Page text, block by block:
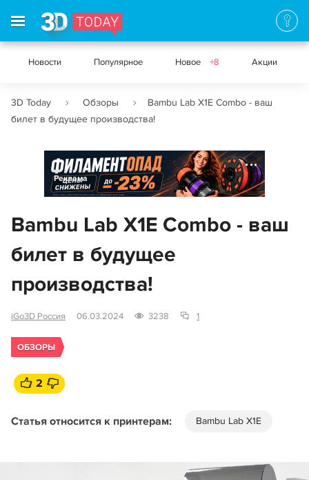
Новости Популярное Новое +8 Акции
3D Today Обзоры
Bambu Lab X1E Combo - ваш
билет в будущее производства!
Реклама
Bambu Lab X1E Combo - ваш
билет в будущее
производства!
iGo3D Россия 06.03.2024 3238 1
ОБЗОРЫ
2
Статья относится к принтерам: Bambu Lab X1E